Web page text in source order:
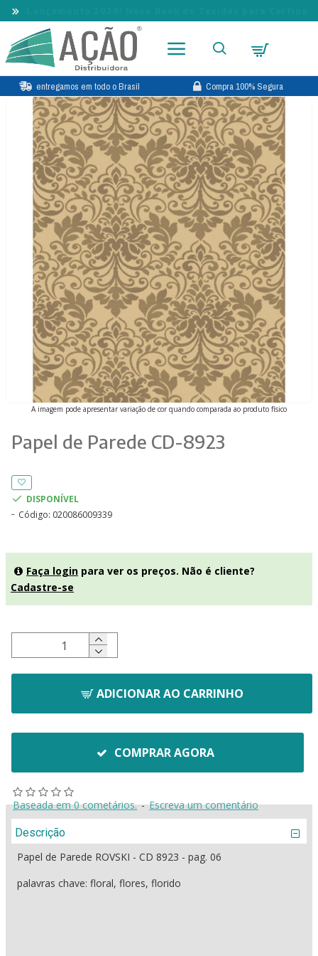
entregamos em todo o Brasil Compra 100% Segura
A imagem pode apresentar variação de cor quando comparada ao produto físico
Papel de Parede CD-8923
DISPONÍVEL
Código: 020086009339
Faça login para ver os preços. Não é cliente?
Cadastre-se
Baseada em 0 cometários. - Escreva um comentário
ADICIONAR AO CARRINHO
COMPRAR AGORA
Descrição
Papel de Parede ROVSKI - CD 8923 - pag. 06
palavras chave: floral, flores, florido